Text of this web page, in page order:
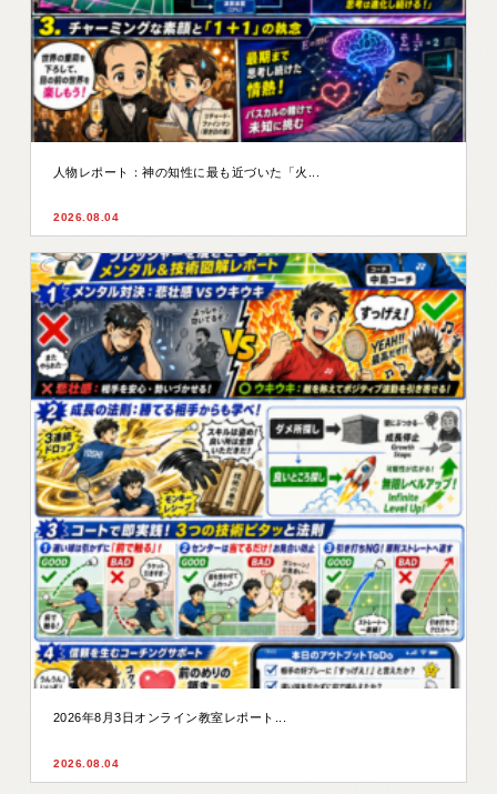
人物レポート：神の知性に最も近づいた「火...
2026.08.04
2026年8月3日オンライン教室レポート...
2026.08.04